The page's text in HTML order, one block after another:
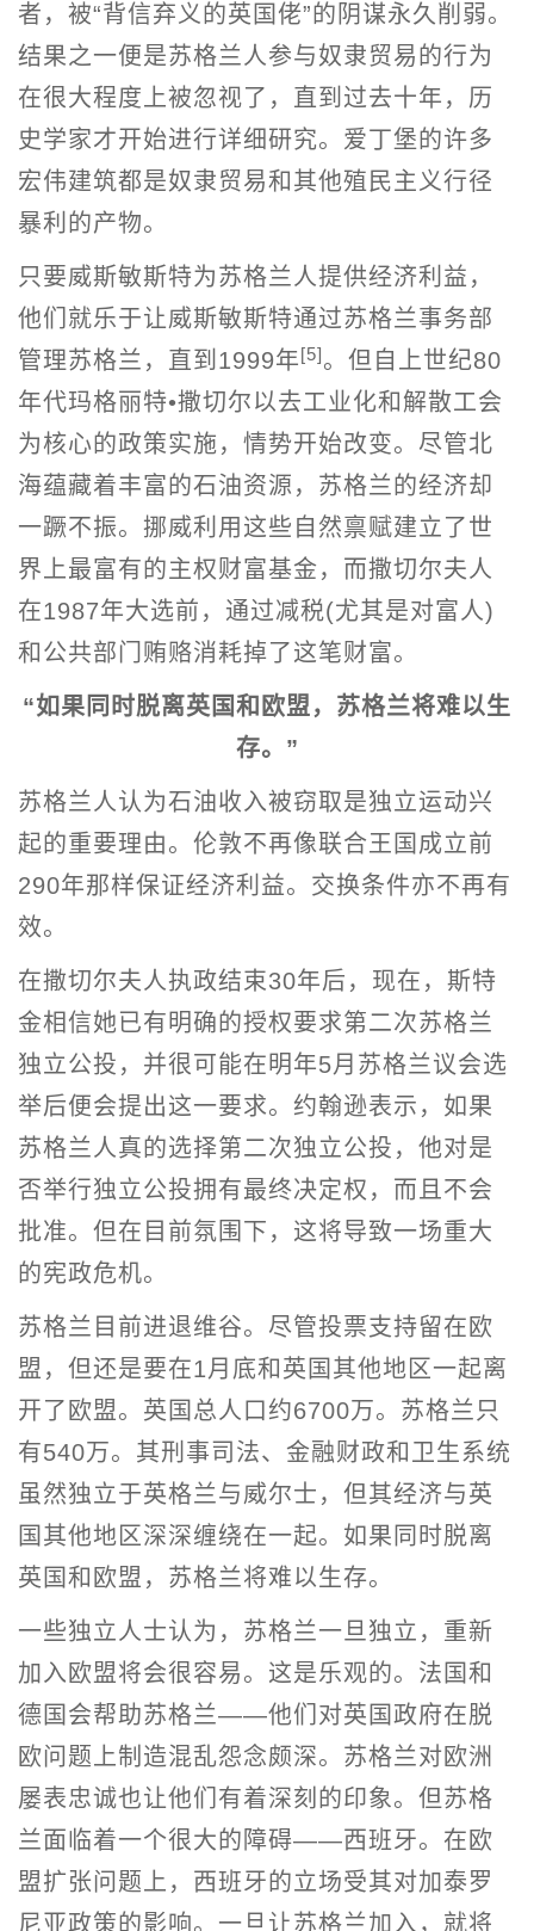
者，被“背信弃义的英国佬”的阴谋永久削弱。
结果之一便是苏格兰人参与奴隶贸易的行为
在很大程度上被忽视了，直到过去十年，历
史学家才开始进行详细研究。爱丁堡的许多
宏伟建筑都是奴隶贸易和其他殖民主义行径
暴利的产物。
只要威斯敏斯特为苏格兰人提供经济利益，
他们就乐于让威斯敏斯特通过苏格兰事务部
管理苏格兰，直到1999年[5]。但自上世纪80
年代玛格丽特•撒切尔以去工业化和解散工会
为核心的政策实施，情势开始改变。尽管北
海蕴藏着丰富的石油资源，苏格兰的经济却
一蹶不振。挪威利用这些自然禀赋建立了世
界上最富有的主权财富基金，而撒切尔夫人
在1987年大选前，通过减税(尤其是对富人)
和公共部门贿赂消耗掉了这笔财富。
“如果同时脱离英国和欧盟，苏格兰将难以生
存。”
苏格兰人认为石油收入被窃取是独立运动兴
起的重要理由。伦敦不再像联合王国成立前
290年那样保证经济利益。交换条件亦不再有
效。
在撒切尔夫人执政结束30年后，现在，斯特
金相信她已有明确的授权要求第二次苏格兰
独立公投，并很可能在明年5月苏格兰议会选
举后便会提出这一要求。约翰逊表示，如果
苏格兰人真的选择第二次独立公投，他对是
否举行独立公投拥有最终决定权，而且不会
批准。但在目前氛围下，这将导致一场重大
的宪政危机。
苏格兰目前进退维谷。尽管投票支持留在欧
盟，但还是要在1月底和英国其他地区一起离
开了欧盟。英国总人口约6700万。苏格兰只
有540万。其刑事司法、金融财政和卫生系统
虽然独立于英格兰与威尔士，但其经济与英
国其他地区深深缠绕在一起。如果同时脱离
英国和欧盟，苏格兰将难以生存。
一些独立人士认为，苏格兰一旦独立，重新
加入欧盟将会很容易。这是乐观的。法国和
德国会帮助苏格兰——他们对英国政府在脱
欧问题上制造混乱怨念颇深。苏格兰对欧洲
屡表忠诚也让他们有着深刻的印象。但苏格
兰面临着一个很大的障碍——西班牙。在欧
盟扩张问题上，西班牙的立场受其对加泰罗
尼亚政策的影响。一旦让苏格兰加入，就将